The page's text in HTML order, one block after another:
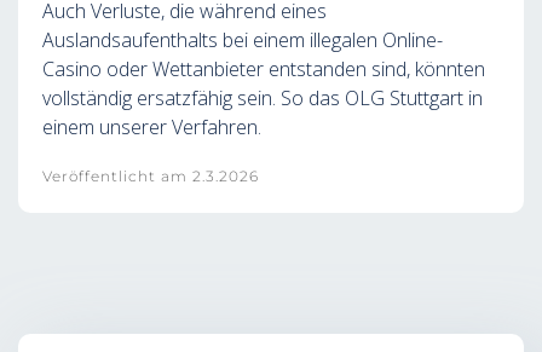
Auch Verluste, die während eines
Auslandsaufenthalts bei einem illegalen Online-
Casino oder Wettanbieter entstanden sind, könnten
vollständig ersatzfähig sein. So das OLG Stuttgart in
einem unserer Verfahren.
Veröffentlicht am 2.3.2026